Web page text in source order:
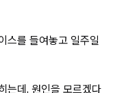
스를 들여놓고 일주일
는데, 원인을 모르겠다